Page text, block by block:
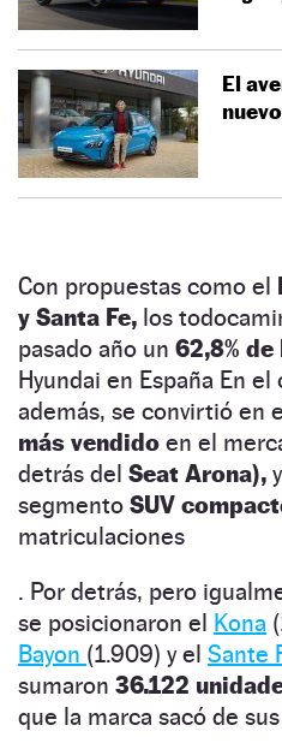
El
Con propuestas como el
y Santa Fe, los
pasado año un 62,8%
Hyundai en España En el
además, se convirtió en
más vendido en el
detrás del Seat Arona),
segmento SUV
matriculaciones
. Por detrás, pero
se posicionaron el Kona
Bayon (1.909) y el Sante
sumaron 36.122
que la marca sacó de